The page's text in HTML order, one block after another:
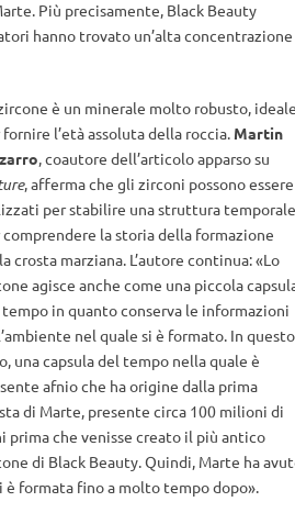
Più precisamente, Black Beauty
hanno trovato un’alta concentrazione
è un minerale molto robusto, ideale
fornire l’età assoluta della roccia. Martin
, coautore dell’articolo apparso su
, afferma che gli zirconi possono essere
per stabilire una struttura temporale
comprendere la storia della formazione
crosta marziana. L’autore continua: «Lo
agisce anche come una piccola
in quanto conserva le informazioni
nel quale si è formato. In questo
una capsula del tempo nella quale è
afnio che ha origine dalla prima
di Marte, presente circa 100 milioni di
prima che venisse creato il più antico
di Black Beauty. Quindi, Marte ha
è formata fino a molto tempo dopo».